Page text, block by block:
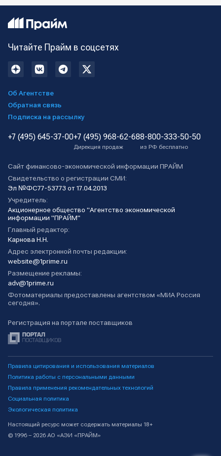
Читайте Прайм в соцсетях
Об Агентстве
Обратная связь
Подписка на рассылку
+7 (495) 645-37-00+7 (495) 968-62-68
Дирекция продаж
8-800-333-50-50
из РФ бесплатно
Сайт финансово-экономической информации ПРАЙМ
Свидетельство о регистрации СМИ:
Эл №ФС77-53773 от 17.04.2013
Учредитель:
Акционерное общество "Агентство экономической
информации "ПРАЙМ"
Главный редактор:
Карнова Н.Н.
Адрес электронной почты редакции:
website@1prime.ru
Размещение рекламы:
adv@1prime.ru
Фотоматериалы предоставлены агентством «МИА Россия
сегодня».
Регистрация на портале поставщиков
Правила цитирования и использования материалов
Политика работы с персональными данными
Правила применения рекомендательных технологий
Социальная политика
Экологическая политика
Настоящий ресурс может содержать материалы 18+
© 1996 – 2026 АО «АЭИ «ПРАЙМ»